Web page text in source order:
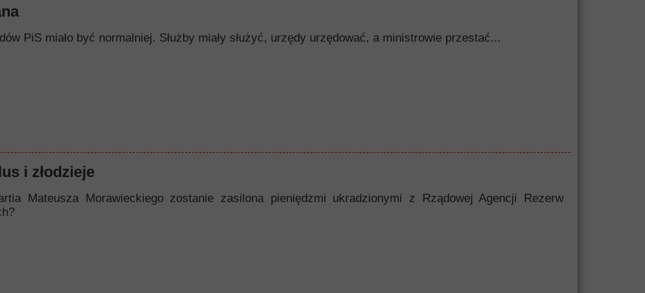
PiS miało być normalniej. Służby miały służyć, urzędy urzędować, a ministrowie przestać...
i złodzieje
Mateusza Morawieckiego zostanie zasilona pieniędzmi ukradzionymi z Rządowej Agencji Rezerw